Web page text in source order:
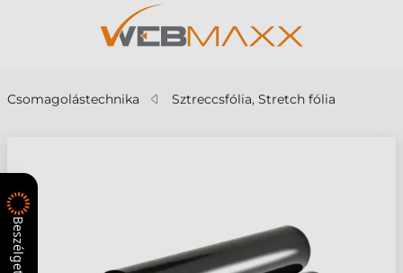
Csomagolástechnika Sztreccsfólia, Stretch fólia